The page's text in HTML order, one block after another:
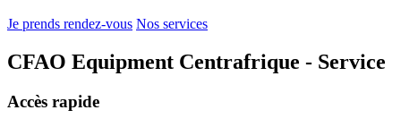
Je prends rendez-vous Nos services
CFAO Equipment Centrafrique - Service
Accès rapide